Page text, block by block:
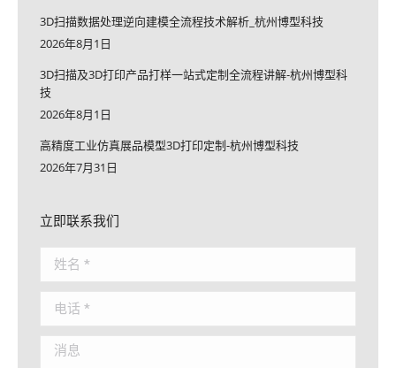
3D扫描数据处理逆向建模全流程技术解析_杭州博型科技
2026年8月1日
3D扫描及3D打印产品打样一站式定制全流程讲解-杭州博型科
技
2026年8月1日
高精度工业仿真展品模型3D打印定制-杭州博型科技
2026年7月31日
立即联系我们
姓名 *
电话 *
消息